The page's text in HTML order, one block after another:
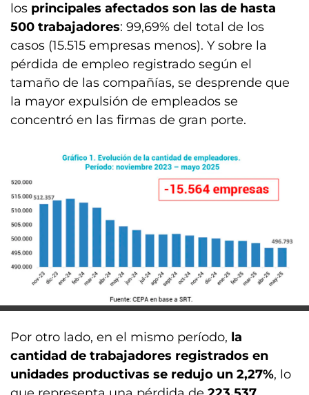
los principales afectados son las de hasta
500 trabajadores: 99,69% del total de los
casos (15.515 empresas menos). Y sobre la
pérdida de empleo registrado según el
tamaño de las compañías, se desprende que
la mayor expulsión de empleados se
concentró en las firmas de gran porte.
Por otro lado, en el mismo período, la
cantidad de trabajadores registrados en
unidades productivas se redujo un 2,27%, lo